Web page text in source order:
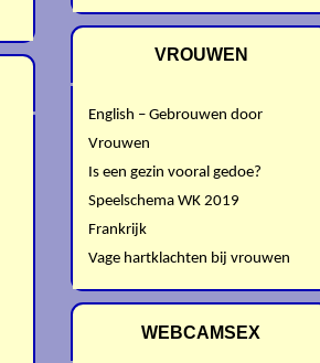
VROUWEN
English – Gebrouwen door
Vrouwen
Is een gezin vooral gedoe?
Speelschema WK 2019
Frankrijk
Vage hartklachten bij vrouwen
WEBCAMSEX